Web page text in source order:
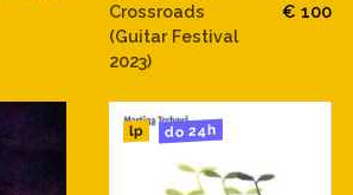
Crossroads
(Guitar Festival
2023)
€ 100
lp do 24h